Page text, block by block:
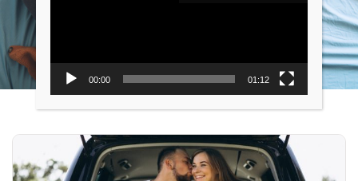
00:00 01:12